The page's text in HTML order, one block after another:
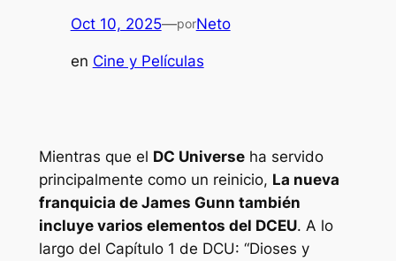
Oct 10, 2025—porNeto
en Cine y Películas
Mientras que el DC Universeha servido
principalmente como un reinicio, La nueva
franquicia de James Gunn también
incluye varios elementos del DCEU. A lo
largo del Capítulo 1 de DCU: “Dioses y